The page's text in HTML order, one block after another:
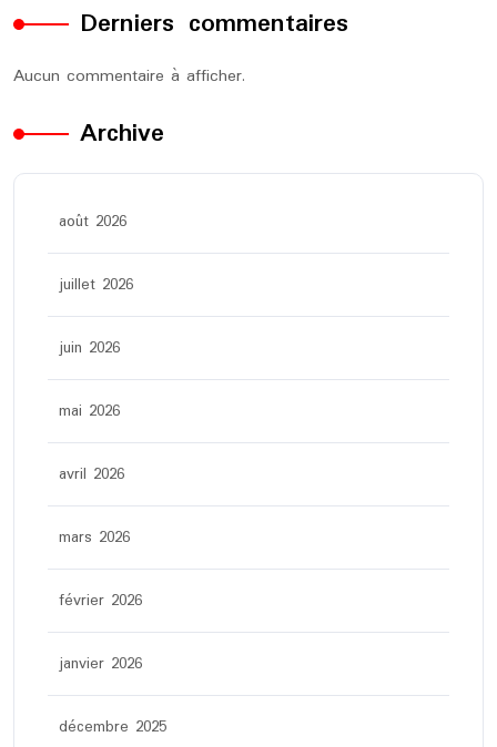
Derniers commentaires
Aucun commentaire à afficher.
Archive
août 2026
juillet 2026
juin 2026
mai 2026
avril 2026
mars 2026
février 2026
janvier 2026
décembre 2025